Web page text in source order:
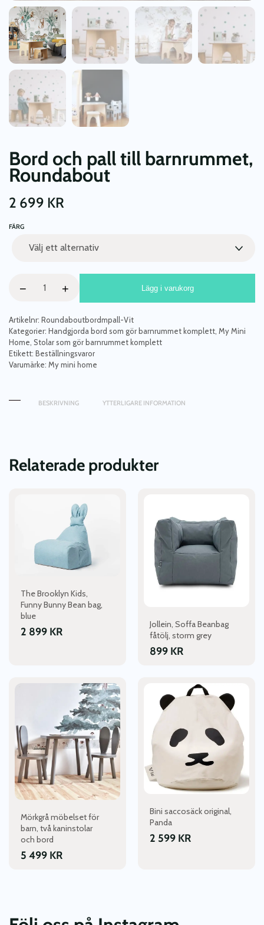
Bord och pall till barnrummet,
Roundabout
2 699 KR
FÄRG
och
till
barnrummet,
Roundabout
mängd
− + Lägg i varukorg
Artikelnr: Roundaboutbordmpall-Vit
Kategorier: Handgjorda bord som gör barnrummet komplett My Mini
Home Stolar som gör barnrummet komplett
Etikett: Beställningsvaror
Varumärke: My mini home
BESKRIVNING YTTERLIGARE INFORMATION
Relaterade produkter
The Brooklyn Kids,
Funny Bunny Bean bag,
blue
2 899 KR
Jollein, Soffa Beanbag
fåtölj, storm grey
899 KR
Mörkgrå möbelset för
barn, två kaninstolar
och bord
5 499 KR
Bini saccosäck original,
Panda
2 599 KR